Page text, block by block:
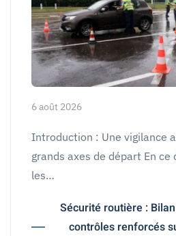
6 août 2026
Introduction : Une vigilance
grands axes de départ En
les…
Sécurité routière :
contrôles renforcés